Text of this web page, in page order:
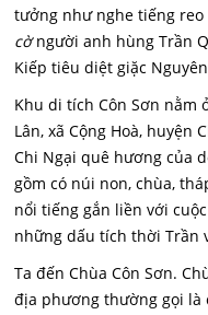
tưởng như nghe tiếng
cờngười anh hùng Trần
Kiếp tiêu diệt giặc
Khu di tích Côn Sơn nằm
Lân, xã Cộng Hoà, huyện
Chi Ngại quê hương của
gồm có núi non, chùa,
nổi tiếng gắn liền với
những dấu tích thời Trần
Ta đến Chùa Côn Sơn.
địa phương thường gọi là